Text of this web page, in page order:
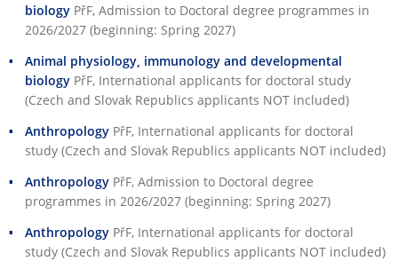
biology PřF, Admission to Doctoral degree programmes in
2026/2027 (beginning: Spring 2027)
Animal physiology, immunology and developmental
biology PřF, International applicants for doctoral study
(Czech and Slovak Republics applicants NOT included)
Anthropology PřF, International applicants for doctoral
study (Czech and Slovak Republics applicants NOT included)
Anthropology PřF, Admission to Doctoral degree
programmes in 2026/2027 (beginning: Spring 2027)
Anthropology PřF, International applicants for doctoral
study (Czech and Slovak Republics applicants NOT included)